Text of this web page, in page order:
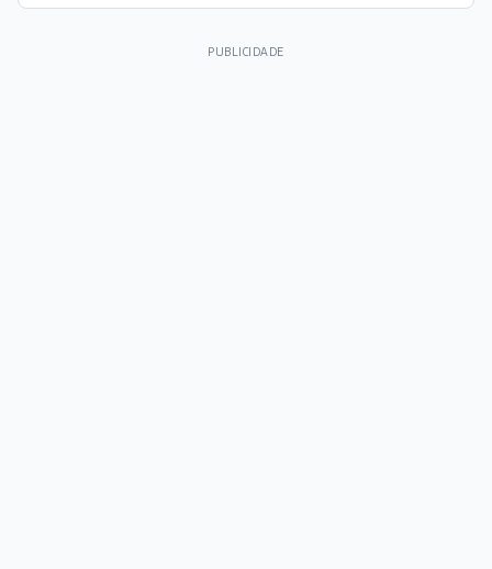
PUBLICIDADE